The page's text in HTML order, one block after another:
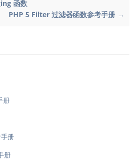
函数
PHP 5 Filter 过滤器函数参考手册 →
册
册
册